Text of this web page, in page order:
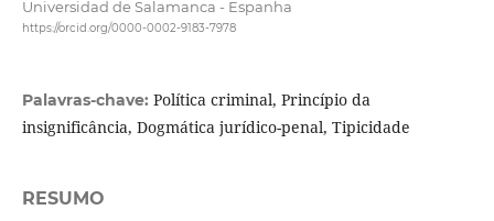
Universidad de Salamanca - Espanha
https://orcid.org/0000-0002-9183-7978
Palavras-chave: Política criminal, Princípio da
insignificância, Dogmática jurídico-penal, Tipicidade
RESUMO